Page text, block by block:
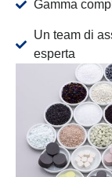
Gamma
Un team di
esperta